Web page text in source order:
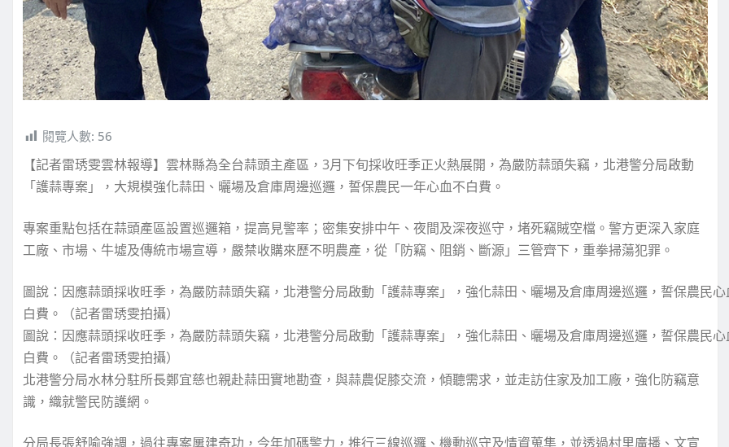
閱覽人數: 56
【記者雷琇雯雲林報導】雲林縣為全台蒜頭主產區，3月下旬採收旺季正火熱展開，為嚴防蒜頭失竊，北港警分局啟動
「護蒜專案」，大規模強化蒜田、曬場及倉庫周邊巡邏，誓保農民一年心血不白費。
專案重點包括在蒜頭產區設置巡邏箱，提高見警率；密集安排中午、夜間及深夜巡守，堵死竊賊空檔。警方更深入家庭
工廠、市場、牛墟及傳統市場宣導，嚴禁收購來歷不明農產，從「防竊、阻銷、斷源」三管齊下，重拳掃蕩犯罪。
圖說：因應蒜頭採收旺季，為嚴防蒜頭失竊，北港警分局啟動「護蒜專案」，強化蒜田、曬場及倉庫周邊巡邏，誓保農民心
白費。（記者雷琇雯拍攝）
圖說：因應蒜頭採收旺季，為嚴防蒜頭失竊，北港警分局啟動「護蒜專案」，強化蒜田、曬場及倉庫周邊巡邏，誓保農民心
白費。（記者雷琇雯拍攝）
北港警分局水林分駐所長鄭宜慈也親赴蒜田實地勘查，與蒜農促膝交流，傾聽需求，並走訪住家及加工廠，強化防竊意
識，織就警民防護網。
分局長張舒喻強調，過往專案屢建奇功，今年加碼警力，推行三線巡邏、機動巡守及情資蒐集，並透過村里廣播、文宣